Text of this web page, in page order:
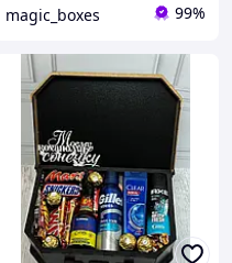
magic_boxes 99%